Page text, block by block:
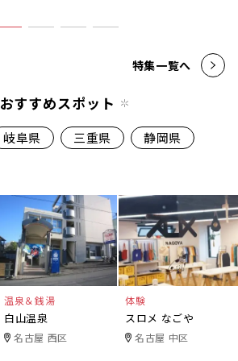
特集一覧へ
おすすめスポット
岐阜県 三重県 静岡県
温泉＆銭湯
白山温泉
名古屋 西区
体験
スロメ なごや
名古屋 中区